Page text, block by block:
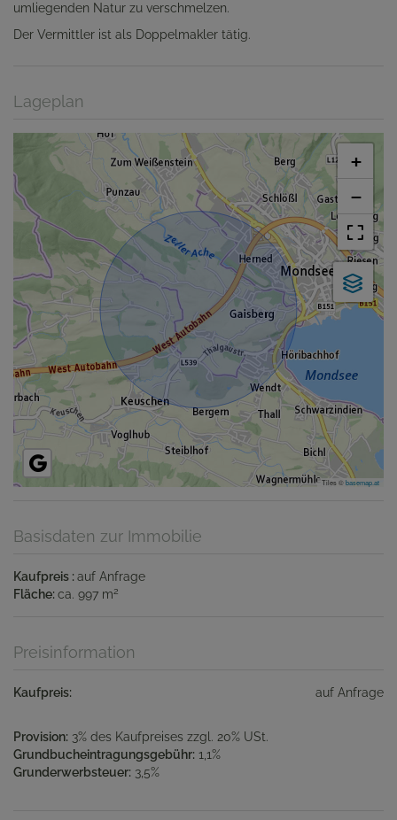
umliegenden Natur zu verschmelzen.
Der Vermittler ist als Doppelmakler tätig.
Lageplan
+
−
Tiles ©basemap.at
Basisdaten zur Immobilie
Kaufpreis auf Anfrage
Fläche ca. 997 m2
Preisinformation
Kaufpreis: auf Anfrage
Provision: 3% des Kaufpreises zzgl. 20% USt.
Grundbucheintragungsgebühr: 1,1%
Grunderwerbsteuer: 3,5%